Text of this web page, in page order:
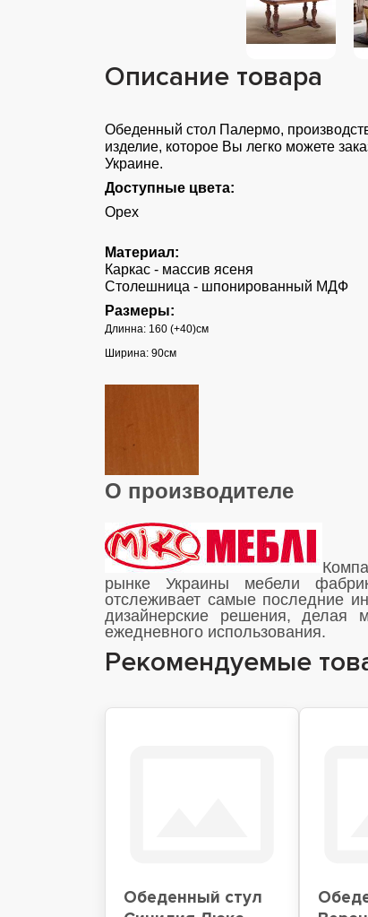
Описание товара
Обеденный стол Палермо,
изделие, которое Вы легко можете
Украине.
Доступные цвета:
Орех
Материал:
Каркас - массив ясеня
Столешница - шпонированный МДФ
Размеры:
Длинна: 160 (+40)см
Ширина: 90см
О производителе
рынке Украины мебели
отслеживает самые последние
дизайнерские решения, делая
ежедневного использования.
Рекомендуемые
Обеденный стул